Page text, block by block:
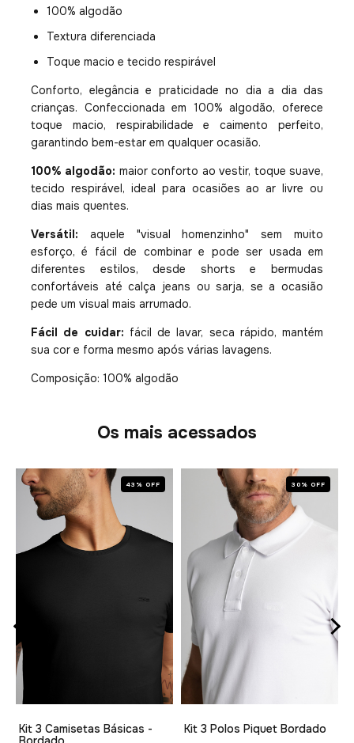
100% algodão
Textura diferenciada
Toque macio e tecido respirável
Conforto, elegância e praticidade no dia a dia das
crianças. Confeccionada em 100% algodão, oferece
toque macio, respirabilidade e caimento perfeito,
garantindo bem-estar em qualquer ocasião.
100% algodão: maior conforto ao vestir, toque suave,
tecido respirável, ideal para ocasiões ao ar livre ou
dias mais quentes.
Versátil: aquele "visual homenzinho" sem muito
esforço, é fácil de combinar e pode ser usada em
diferentes estilos, desde shorts e bermudas
confortáveis até calça jeans ou sarja, se a ocasião
pede um visual mais arrumado.
Fácil de cuidar: fácil de lavar, seca rápido, mantém
sua cor e forma mesmo após várias lavagens.
Composição: 100% algodão
Os mais acessados
43% OFF
Kit 3 Camisetas Básicas -
30% OFF
Kit 3 Polos Piquet Bordado